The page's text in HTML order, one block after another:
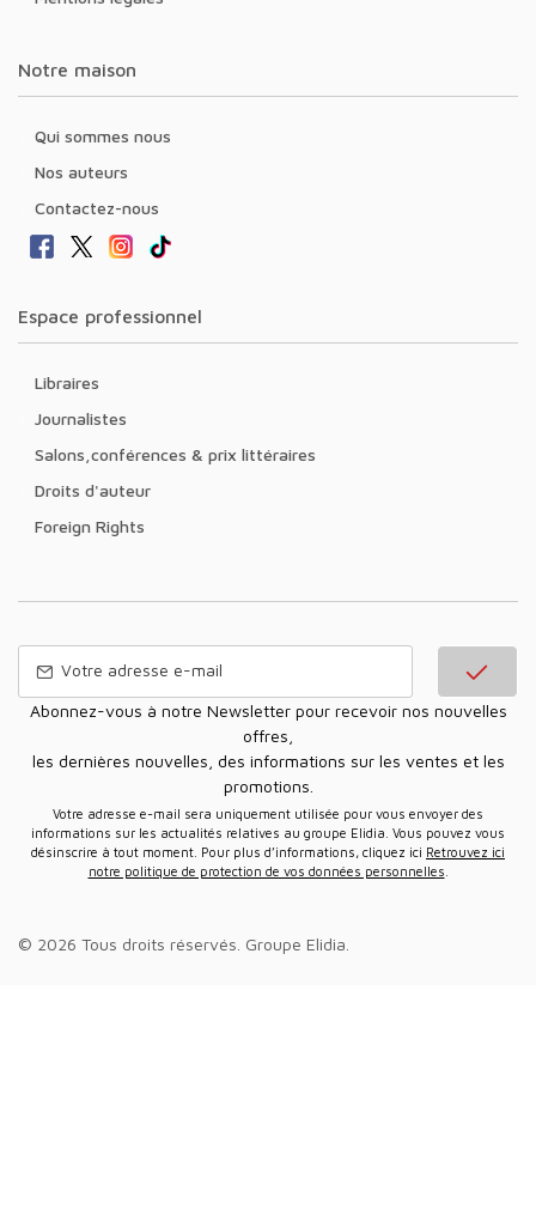
Notre maison
Qui sommes nous
Nos auteurs
Contactez-nous
Espace professionnel
Libraires
Journalistes
Salons,conférences & prix littéraires
Droits d'auteur
Foreign Rights
Abonnez-vous à notre Newsletter pour recevoir nos nouvelles
offres,
les dernières nouvelles, des informations sur les ventes et les
promotions.
Votre adresse e-mail sera uniquement utilisée pour vous envoyer des
informations sur les actualités relatives au groupe Elidia. Vous pouvez vous
désinscrire à tout moment. Pour plus d’informations, cliquez ici Retrouvez ici
notre politique de protection de vos données personnelles
© 2026 Tous droits réservés. Groupe Elidia.